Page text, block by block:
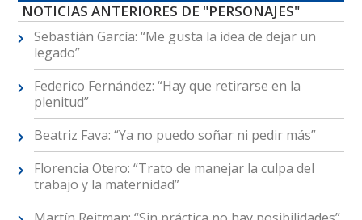
NOTICIAS ANTERIORES DE "PERSONAJES"
Sebastián García: “Me gusta la idea de dejar un
legado”
Federico Fernández: “Hay que retirarse en la
plenitud”
Beatriz Fava: “Ya no puedo soñar ni pedir más”
Florencia Otero: “Trato de manejar la culpa del
trabajo y la maternidad”